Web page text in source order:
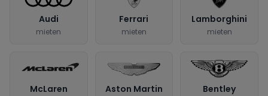
Audi
mieten
Ferrari
mieten
Lamborghini
mieten
McLaren Aston Martin Bentley